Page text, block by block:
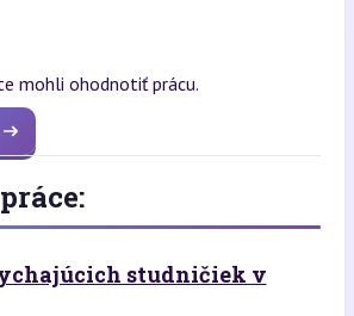
mohli ohodnotiť prácu.
studničiek v